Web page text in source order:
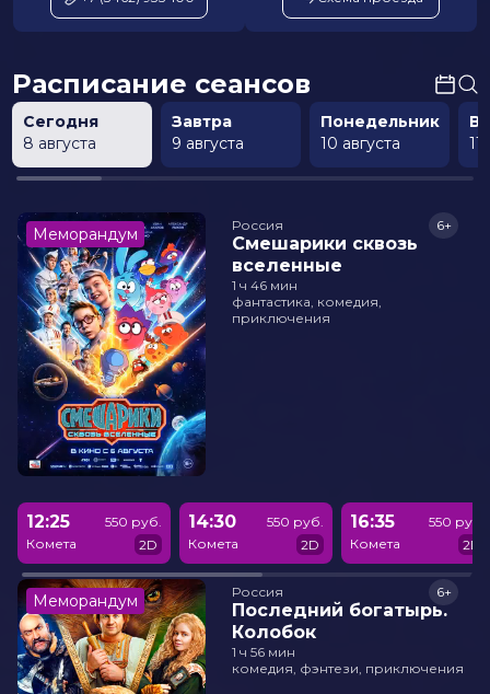
Расписание сеансов
Сегодня
8 августа
Завтра
9 августа
Понедельник
10 августа
11
Меморандум Россия
Смешарики сквозь
вселенные
6+
1 ч 46 мин
фантастика, комедия,
приключения
12:25
Комета
550 руб.
2D
14:30
Комета
550 руб.
2D
16:35
Комета
550 руб.
2D
Меморандум Россия
Последний богатырь.
Колобок
6+
1 ч 56 мин
комедия, фэнтези, приключения